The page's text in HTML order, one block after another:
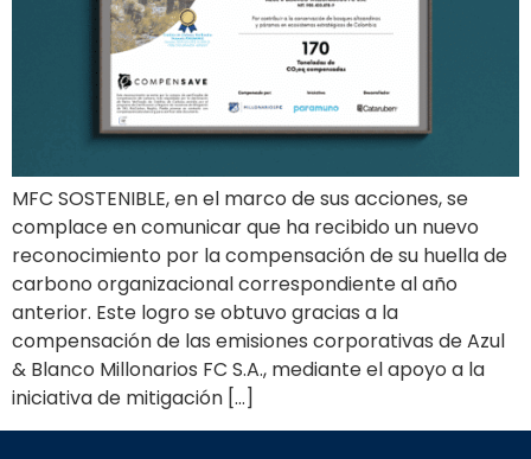
MFC SOSTENIBLE, en el marco de sus acciones, se
complace en comunicar que ha recibido un nuevo
reconocimiento por la compensación de su huella de
carbono organizacional correspondiente al año
anterior. Este logro se obtuvo gracias a la
compensación de las emisiones corporativas de Azul
& Blanco Millonarios FC S.A., mediante el apoyo a la
iniciativa de mitigación […]